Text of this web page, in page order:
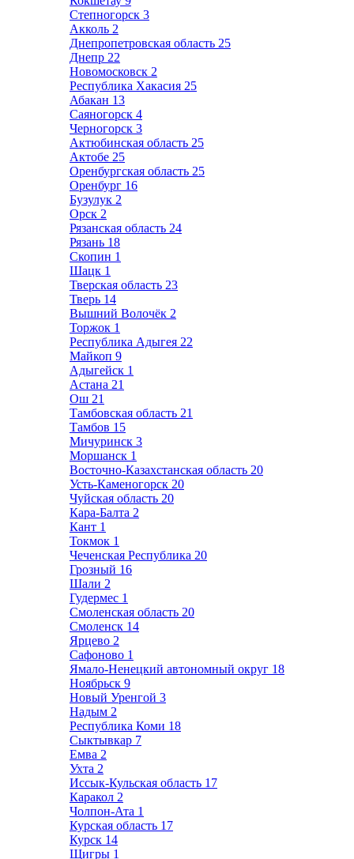
Степногорск 3
Акколь 2
Днепропетровская область 25
Днепр 22
Новомосковск 2
Республика Хакасия 25
Абакан 13
Саяногорск 4
Черногорск 3
Актюбинская область 25
Актобе 25
Оренбургская область 25
Оренбург 16
Бузулук 2
Орск 2
Рязанская область 24
Рязань 18
Скопин 1
Шацк 1
Тверская область 23
Тверь 14
Вышний Волочёк 2
Торжок 1
Республика Адыгея 22
Майкоп 9
Адыгейск 1
Астана 21
Ош 21
Тамбовская область 21
Тамбов 15
Мичуринск 3
Моршанск 1
Восточно-Казахстанская область 20
Усть-Каменогорск 20
Чуйская область 20
Кара-Балта 2
Кант 1
Токмок 1
Чеченская Республика 20
Грозный 16
Шали 2
Гудермес 1
Смоленская область 20
Смоленск 14
Ярцево 2
Сафоново 1
Ямало-Ненецкий автономный округ 18
Ноябрьск 9
Новый Уренгой 3
Надым 2
Республика Коми 18
Сыктывкар 7
Емва 2
Ухта 2
Иссык-Кульская область 17
Каракол 2
Чолпон-Ата 1
Курская область 17
Курск 14
Щигры 1